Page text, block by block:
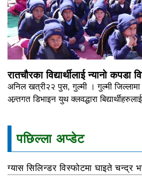
रातचौरका विद्यार्थीलाई न्यानो कपडा
अनिल खत्री२२ पुस, गुल्मी । गुल्मी जिल्लामा
अन्र्तगत डिभाइन युथ क्लवद्धारा बिद्यार्थीहरुलाई
पछिल्ला अप्डेट
ग्यास सिलिन्डर विस्फोटमा घाइते चन्द्र